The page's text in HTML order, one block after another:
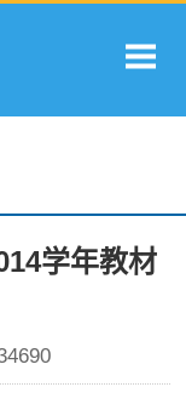
学年教材